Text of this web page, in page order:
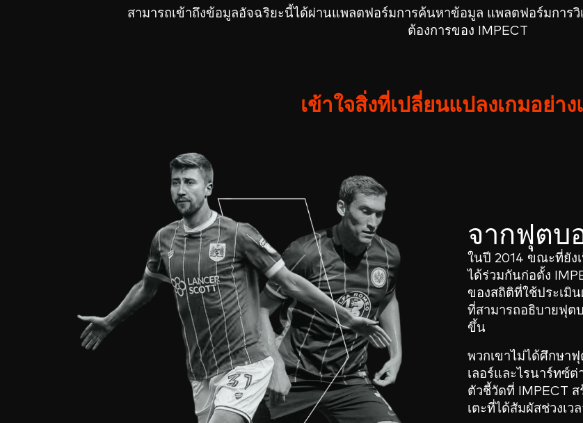
สามารถเข้าถึงข้อมูลอัจฉริยะนี้ได้ผ่านแพลตฟอร์มการค้นหาข้อมูล แพลตฟอร์มการวิ
ต้องการของ IMPECT
เข้าใจสิ่งที่เปลี่ยนแปลงเกมอย่าง
จากฟุตบ
ในปี 2014 ขณะที่ยังเ
ได้ร่วมกันก่อตั้ง
ของสถิติที่ใช้ประเมิ
ที่สามารถอธิบายฟุต
ขึ้น
พวกเขาไม่ได้ศึกษา
เลอร์และไรนาร์ทซ์
ตัวชี้วัดที่ IMPECT
เตะที่ได้สัมผัสช่วงเ